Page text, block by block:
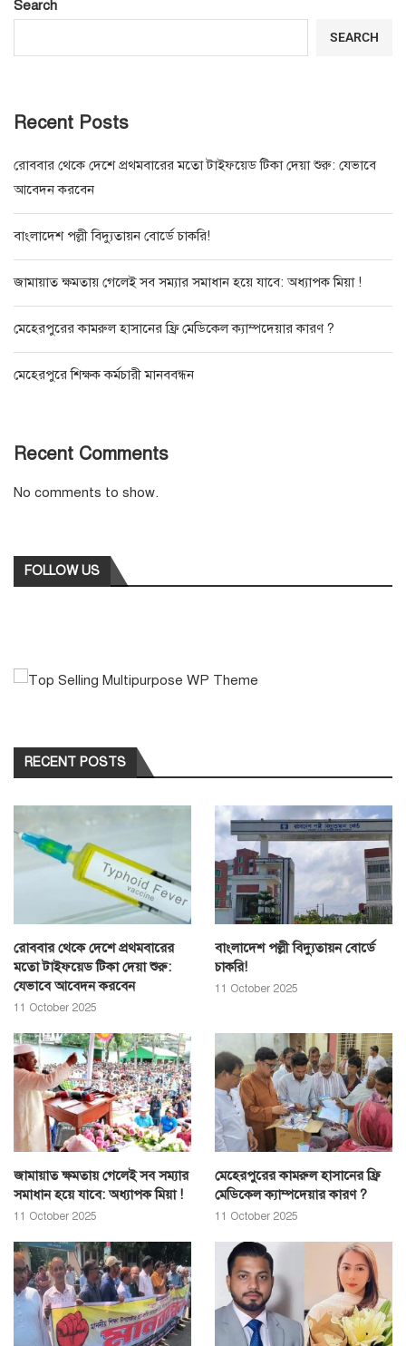
Search
SEARCH
Recent Posts
রোববার থেকে দেশে প্রথমবারের মতো টাইফয়েড টিকা দেয়া শুরু: যেভাবে
আবেদন করবেন
বাংলাদেশ পল্লী বিদ্যুতায়ন বোর্ডে চাকরি!
জামায়াত ক্ষমতায় গেলেই সব সম্যার সমাধান হয়ে যাবে: অধ্যাপক মিয়া !
মেহেরপুরের কামরুল হাসানের ফ্রি মেডিকেল ক্যাম্পদেয়ার কারণ ?
মেহেরপুরে শিক্ষক কর্মচারী মানববন্ধন
Recent Comments
No comments to show.
FOLLOW US
RECENT POSTS
রোববার থেকে দেশে প্রথমবারের
মতো টাইফয়েড টিকা দেয়া শুরু:
যেভাবে আবেদন করবেন
11 October 2025
বাংলাদেশ পল্লী বিদ্যুতায়ন বোর্ডে
চাকরি!
11 October 2025
জামায়াত ক্ষমতায় গেলেই সব সম্যার
সমাধান হয়ে যাবে: অধ্যাপক মিয়া !
11 October 2025
মেহেরপুরের কামরুল হাসানের ফ্রি
মেডিকেল ক্যাম্পদেয়ার কারণ ?
11 October 2025